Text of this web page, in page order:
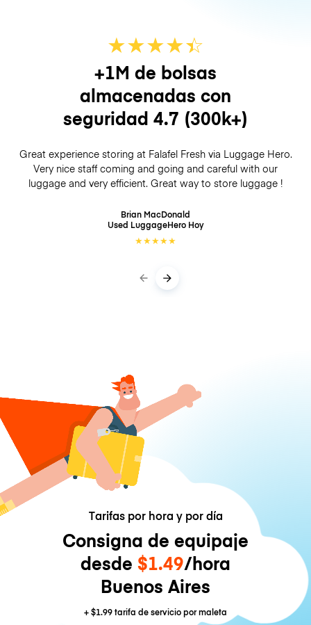
★★★★☆
★
+1M de bolsas
almacenadas con
seguridad 4.7 (300k+)
Great experience storing at Falafel Fresh via Luggage Hero.
Very nice staff coming and going and careful with our
luggage and very efficient. Great way to store luggage !
Brian MacDonald
Used LuggageHero Hoy
★★★★★
Tarifas por hora y por día
Consigna de equipaje
desde $1.49/hora
Buenos Aires
+$1.99tarifa de servicio por maleta